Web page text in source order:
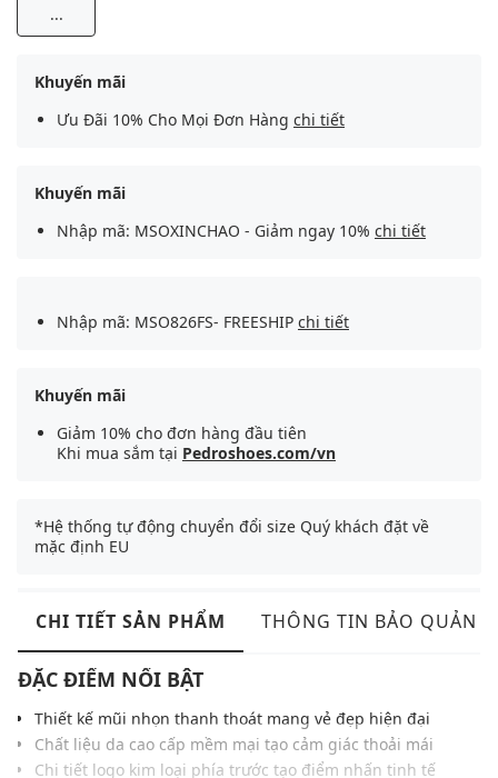
...
Khuyến mãi
Ưu Đãi 10% Cho Mọi Đơn Hàng chi tiết
Khuyến mãi
Nhập mã: MSOXINCHAO - Giảm ngay 10% chi tiết
Nhập mã: MSO826FS- FREESHIP chi tiết
Khuyến mãi
Giảm 10% cho đơn hàng đầu tiên
Khi mua sắm tại Pedroshoes.com/vn
*Hệ thống tự động chuyển đổi size Quý khách đặt về
mặc định EU
CHI TIẾT SẢN PHẨM THÔNG TIN BẢO QUẢN
ĐẶC ĐIỂM NỔI BẬT
Thiết kế mũi nhọn thanh thoát mang vẻ đẹp hiện đại
Chất liệu da cao cấp mềm mại tạo cảm giác thoải mái
Chi tiết logo kim loại phía trước tạo điểm nhấn tinh tế